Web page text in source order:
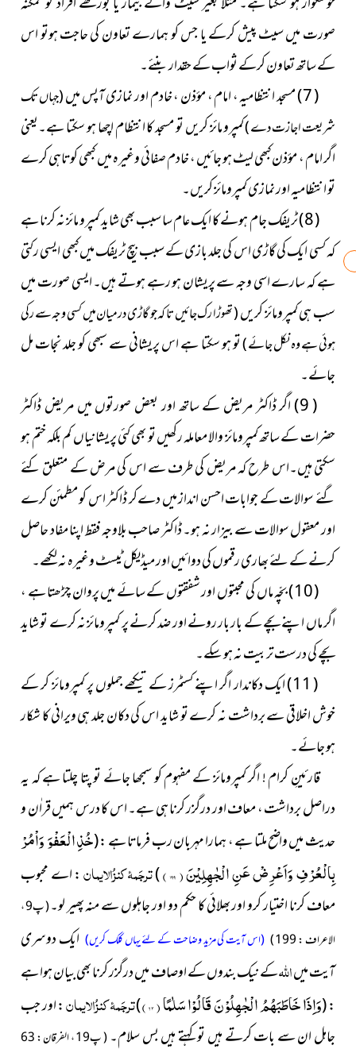
صورت میں سیٹ پیش کرکے یا جس کو ہمارے تعاون کی حاجت ہوتو اس
کے ساتھ تعاون کرکے ثواب کے حقدار بنئے۔
( 7 ) مسجد انتظامیہ ، امام ، مؤذن ، خادم اور نمازی آپس میں
( جہاں تک
شریعت اجازت دے )کمپرو مائز کریں تو مسجد کا انتظام اچھا ہو سکتا ہے۔یعنی
اگر امام ، مؤذن کبھی لیٹ ہو جائیں ، خادم صفائی وغیرہ میں کبھی کوتاہی کرے
تو انتظامیہ اور نمازی کمپرومائز کریں۔
( 8 ) ٹریفک جام ہونے کا ایک عام سا سبب بھی شاید کمپرو مائز نہ کرنا ہے
کہ کسی ایک کی گاڑی اس کی جلد بازی کے سبب بیچ ٹریفک میں کبھی ایسی رکتی
ہے کہ سارے اسی وجہ سے پریشان ہو رہے ہوتے ہیں۔ ایسی صورت میں
سب ہی کمپرومائز کریں( تھوڑا رک جائیں تا کہ جو گاڑی درمیان میں کسی وجہ سے رکی
ہوئی ہے وہ نکل جائے )تو ہو سکتا ہے اس پریشانی سے سبھی کو جلد نجات مل
جائے۔
( 9 ) اگر ڈاکٹر مریض کے ساتھ اور بعض صورتوں میں مریض ڈاکٹر
حضرات کے ساتھ کمپرومائز والا معاملہ رکھیں تو بھی کئی پریشانیاں کم بلکہ ختم ہو
سکتی ہیں۔اس طرح کہ مریض کی طرف سے اس کی مرض کے متعلق کئے
گئے سوالات کے جوابات احسن انداز میں دےکر ڈاکٹر اس کو مطمئن کرے
اور معقول سوالات سے بیزار نہ ہو۔ ڈاکٹر صاحب بلاوجہ فقط اپنا مفاد حاصل
کرنے کے لئے بھاری رقموں کی دوائیں اور میڈیکل ٹیسٹ وغیرہ نہ لکھے۔
( 10 ) بچّہ ماں کی محبتوں اور شفقتوں کے سائے میں پروان چڑھتا ہے ،
اگر ماں اپنے بچے کے بار بار رونے اور ضد کرنے پر کمپرومائز نہ کرے تو شاید
بچے کی درست تربیت نہ ہو سکے۔
( 11 ) ایک دکاندار اگر اپنے کسٹمرز کے تیکھے جملوں پر کمپرومائز کر کے
خوش اخلاقی سے برداشت نہ کرے تو شاید اس کی دکان جلد ہی ویرانی کا شکار
ہو جائے۔
قارئینِ کرام ! اگر کمپرومائز کے مفہوم کو سمجھا جائے تو پتا چلتا ہے کہ یہ
دراصل برداشت ، معاف اور درگزر کرنا ہی ہے۔ اس کا درس ہمیں قراٰن و
حدیث میں واضح ملتا ہے ، ہمارا مہربان رب فرماتا ہے :(خُذِ الْعَفْوَ وَاْمُرْ
بِالْعُرْفِ وَاَعْرِضْ عَنِ الْجٰهِلِیْنَ (۱۹۹)
)ترجَمۂ کنزُالایمان:اے محبوب
معاف کرنا اختیار کرو اور بھلائی کا حکم دو اور جاہلوں سے منہ پھیر لو۔
( پ9 ،
الاعراف : 199 )
(اس آیت کی مزید وضاحت کے لئے یہاں کلک کریں) ایک دوسری
آیت میںاللہکے نیک بندوں کے اوصاف میں درگزر کرنا بھی بیان ہوا ہے
:
(وَاِذَا خَاطَبَهُمُ الْجٰهِلُوْنَ قَالُوْا سَلٰمًا ( ۶۳ ) )ترجَمۂ کنزُالایمان: اور جب
جاہل ان سے بات کرتے ہیں تو کہتے ہیں بس سلام۔
( پ19 ، الفرقان : 63